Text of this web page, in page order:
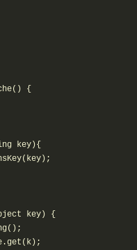
{
key){
key) {